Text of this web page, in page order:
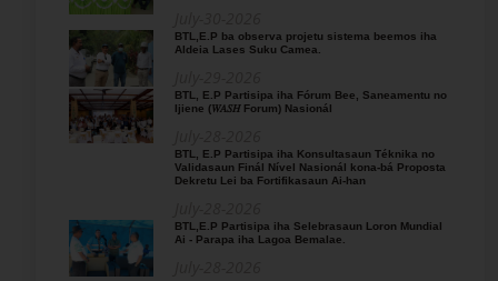
BTL,E.P ba observa projetu sistema beemos iha
Aldeia Lases Suku Camea.
BTL, E.P Partisipa iha Fórum Bee, Saneamentu no
Ijiene (𝑊𝐴𝑆𝐻 Forum) Nasionál
BTL, E.P Partisipa iha Konsultasaun Téknika no
Validasaun Finál Nível Nasionál kona-bá Proposta
Dekretu Lei ba Fortifikasaun Ai-han
BTL,E.P Partisipa iha Selebrasaun Loron Mundial
Ai - Parapa iha Lagoa Bemalae.